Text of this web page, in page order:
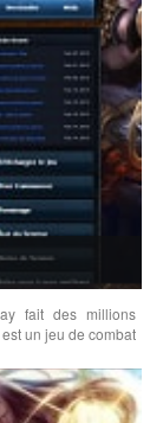
fait des millions
un jeu de combat